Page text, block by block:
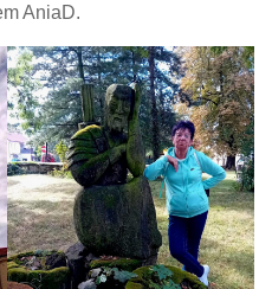
AniaD.